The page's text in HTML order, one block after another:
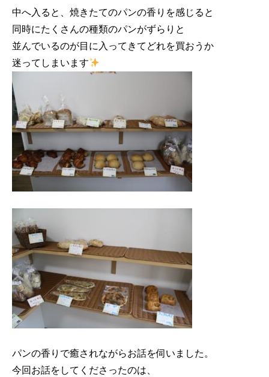
中へ入ると、焼きたてのパンの香りを感じると
同時にたくさんの種類のパンがずらりと
並んでいるのが目に入ってきてどれを買おうか
迷ってしまいます
パンの香りで癒されながらお話を伺いました。
今回お話をしてくださったのは、